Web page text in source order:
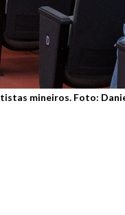
mineiros. Foto: